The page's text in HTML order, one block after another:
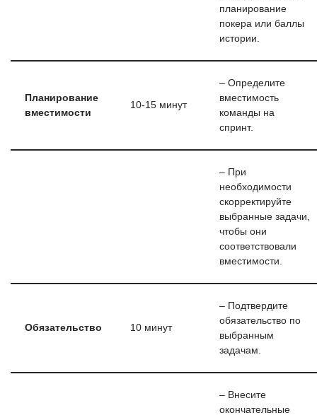
планирование
покера или баллы
истории.
Планирование
вместимости
10-15 минут
– Определите
вместимость
команды на
спринт.
– При
необходимости
скорректируйте
выбранные задачи,
чтобы они
соответствовали
вместимости.
Обязательство 10 минут
– Подтвердите
обязательство по
выбранным
задачам.
– Внесите
окончательные